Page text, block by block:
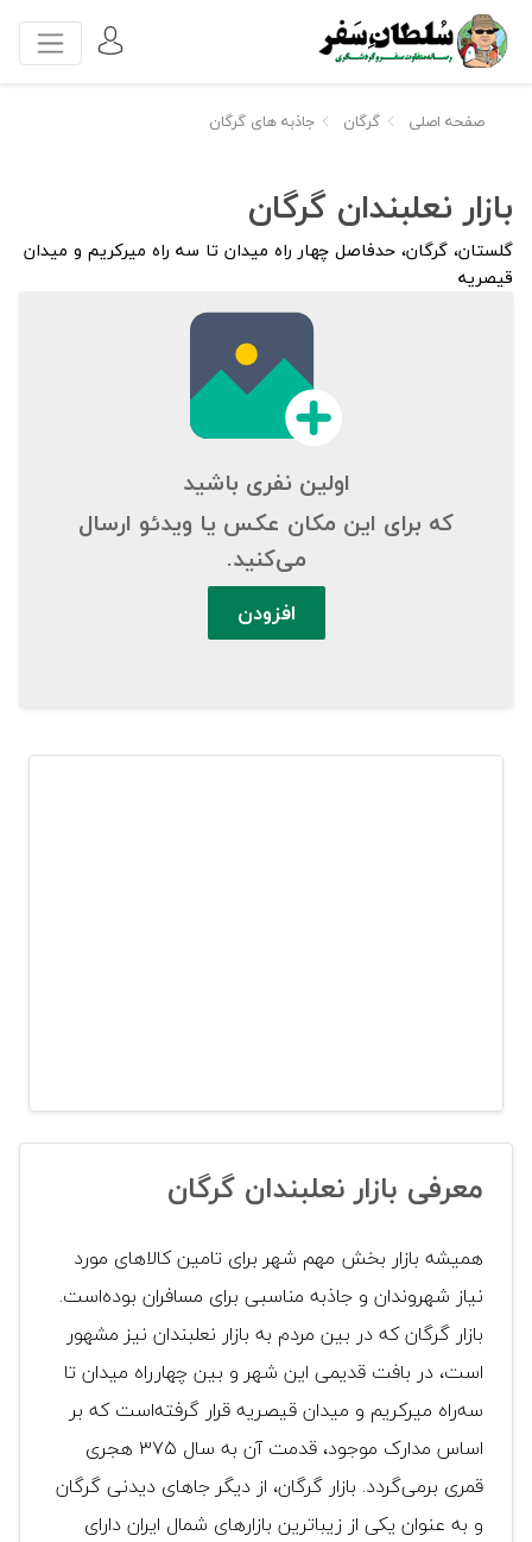
صفحه اصلی گرگان جاذبه های گرگان
بازار نعلبندان گرگان
گلستان، گرگان، حدفاصل چهار راه میدان تا سه راه میرکریم و میدان
قیصریه
اولین نفری باشید
که برای این مکان عکس یا ویدئو ارسال
می‌کنید.
افزودن
معرفی بازار نعلبندان گرگان
همیشه بازار بخش مهم شهر برای تامین کالاهای مورد
نیاز شهروندان و جاذبه مناسبی برای مسافران بوده‌است.
بازار گرگان که در بین مردم به بازار نعلبندان نیز مشهور
است، در بافت قدیمی این شهر و بین چهارراه میدان تا
سه‌راه میرکریم و میدان قیصریه قرار گرفته‌است که بر
اساس مدارک موجود، قدمت آن به سال ۳۷۵ هجری
قمری برمی‌گردد. بازار گرگان، از دیگر جاهای دیدنی گرگان
و به عنوان یکی از زیباترین بازارهای شمال ایران دارای